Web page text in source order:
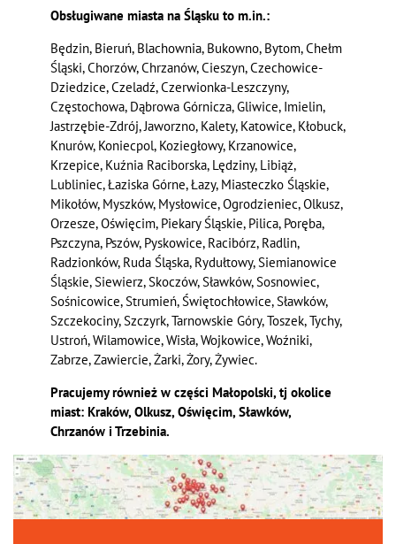
Obsługiwane miasta na Śląsku to m.in.:
Będzin, Bieruń, Blachownia, Bukowno, Bytom, Chełm
Śląski, Chorzów, Chrzanów, Cieszyn, Czechowice-
Dziedzice, Czeladź, Czerwionka-Leszczyny,
Częstochowa, Dąbrowa Górnicza, Gliwice, Imielin,
Jastrzębie-Zdrój, Jaworzno, Kalety, Katowice, Kłobuck,
Knurów, Koniecpol, Koziegłowy, Krzanowice,
Krzepice, Kuźnia Raciborska, Lędziny, Libiąż,
Lubliniec, Łaziska Górne, Łazy, Miasteczko Śląskie,
Mikołów, Myszków, Mysłowice, Ogrodzieniec, Olkusz,
Orzesze, Oświęcim, Piekary Śląskie, Pilica, Poręba,
Pszczyna, Pszów, Pyskowice, Racibórz, Radlin,
Radzionków, Ruda Śląska, Rydułtowy, Siemianowice
Śląskie, Siewierz, Skoczów, Sławków, Sosnowiec,
Sośnicowice, Strumień, Świętochłowice, Sławków,
Szczekociny, Szczyrk, Tarnowskie Góry, Toszek, Tychy,
Ustroń, Wilamowice, Wisła, Wojkowice, Woźniki,
Zabrze, Zawiercie, Żarki, Żory, Żywiec.
Pracujemy również w części Małopolski, tj okolice
miast: Kraków, Olkusz, Oświęcim, Sławków,
Chrzanów i Trzebinia.